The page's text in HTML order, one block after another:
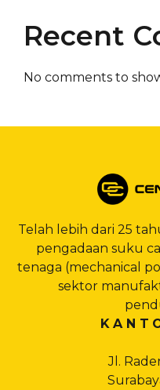
Recent
No comments to
Telah lebih dari 25
pengadaan suku
tenaga (mechanical
sektor
Jl.